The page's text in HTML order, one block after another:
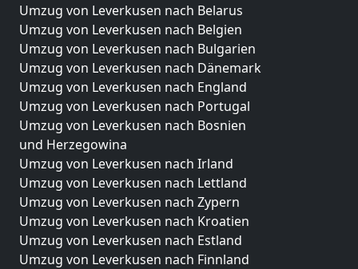
Umzug von Leverkusen nach Belarus
Umzug von Leverkusen nach Belgien
Umzug von Leverkusen nach Bulgarien
Umzug von Leverkusen nach Dänemark
Umzug von Leverkusen nach England
Umzug von Leverkusen nach Portugal
Umzug von Leverkusen nach Bosnien
und Herzegowina
Umzug von Leverkusen nach Irland
Umzug von Leverkusen nach Lettland
Umzug von Leverkusen nach Zypern
Umzug von Leverkusen nach Kroatien
Umzug von Leverkusen nach Estland
Umzug von Leverkusen nach Finnland